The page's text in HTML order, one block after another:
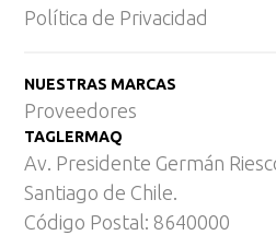
Política de Privacidad
NUESTRAS MARCAS
Proveedores
TAGLERMAQ
Av. Presidente Germán
Santiago de Chile.
Código Postal: 8640000